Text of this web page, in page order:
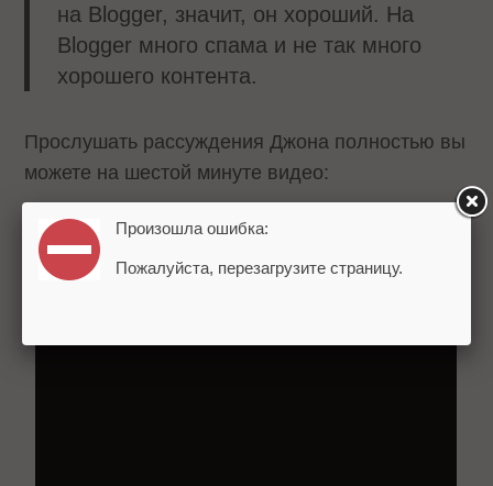
на Blogger, значит, он хороший. На
Blogger много спама и не так много
хорошего контента.
Прослушать рассуждения Джона полностью вы
можете на шестой минуте видео:
Произошла ошибка:
Пожалуйста, перезагрузите страницу.